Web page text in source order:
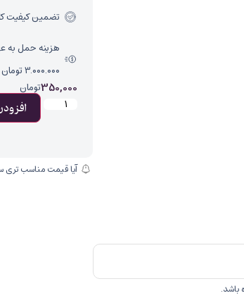
باشد.
تضمین کیفیت
هزینه حمل به
۳.۰۰۰.۰۰۰ تومان رایگان است)
350,000تومان
آیا قیمت مناسب تری